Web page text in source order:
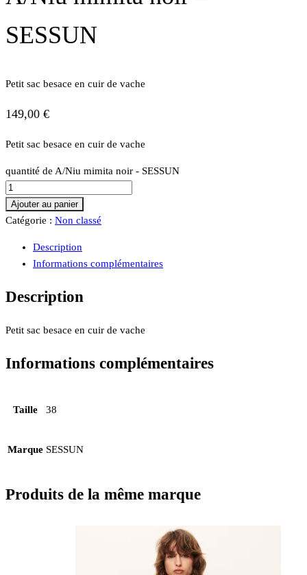
SESSUN
Petit sac besace en cuir de vache
149,00 €
Petit sac besace en cuir de vache
quantité de A/Niu mimita noir - SESSUN
Ajouter au panier
Catégorie : Non classé
Description
Informations complémentaires
Description
Petit sac besace en cuir de vache
Informations complémentaires
Taille 38
Marque SESSUN
Produits de la même marque